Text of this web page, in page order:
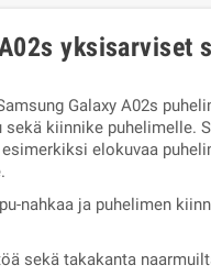
yksisarviset
Galaxy A02s
kiinnike puhelimelle.
elokuvaa
nahkaa ja puhelimen
sekä takakanta